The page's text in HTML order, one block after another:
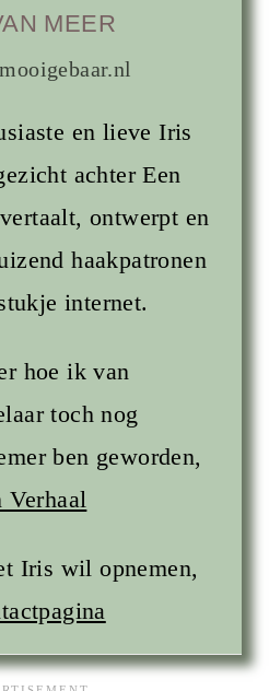
MEER
en lieve Iris
achter Een
ontwerpt en
haakpatronen
internet.
hoe ik van
toch nog
ben geworden,
Iris wil opnemen,